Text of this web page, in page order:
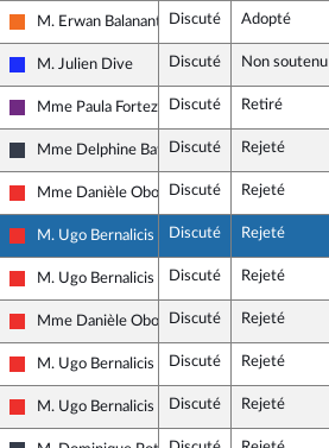
Mouvement Démocrate et apparentés
M. Erwan Balanant Discuté Adopté
Les Républicains
M. Julien Dive Discuté Non soutenu
La République en Marche
Mme Paula Forteza Discuté Retiré
Nouvelle Gauche
Mme Delphine BathoDiscuté Rejeté
La France insoumise
Mme Danièle ObonoDiscuté Rejeté
La France insoumise
M. Ugo Bernalicis Discuté Rejeté
La France insoumise
M. Ugo Bernalicis Discuté Rejeté
La France insoumise
Mme Danièle ObonoDiscuté Rejeté
La France insoumise
M. Ugo Bernalicis Discuté Rejeté
La France insoumise
M. Ugo Bernalicis Discuté Rejeté